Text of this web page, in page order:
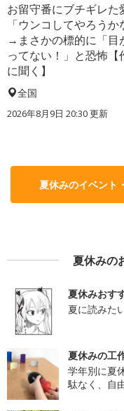
お留守番にブチギレた
「ウンコしてやろうか
→まさかの標的に「目
ってない！」と恐怖【
に聞く】
全国
2026年8月9日 20:30更新
夏休みのイベント
夏休みの
夏休みおす
夏に読みた
夏休みの工
学年別に夏
駄なく、自